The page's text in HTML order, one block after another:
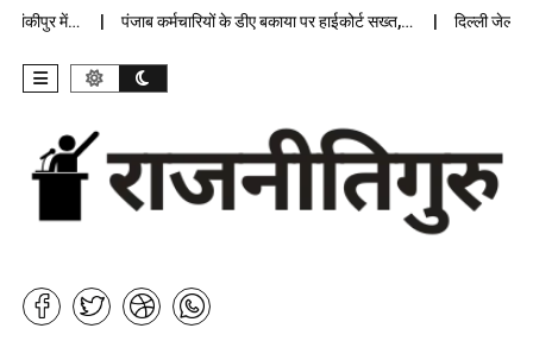
में… पंजाब कर्मचारियों के डीए बकाया पर हाईकोर्ट सख्त,… दिल्ली जेलों में